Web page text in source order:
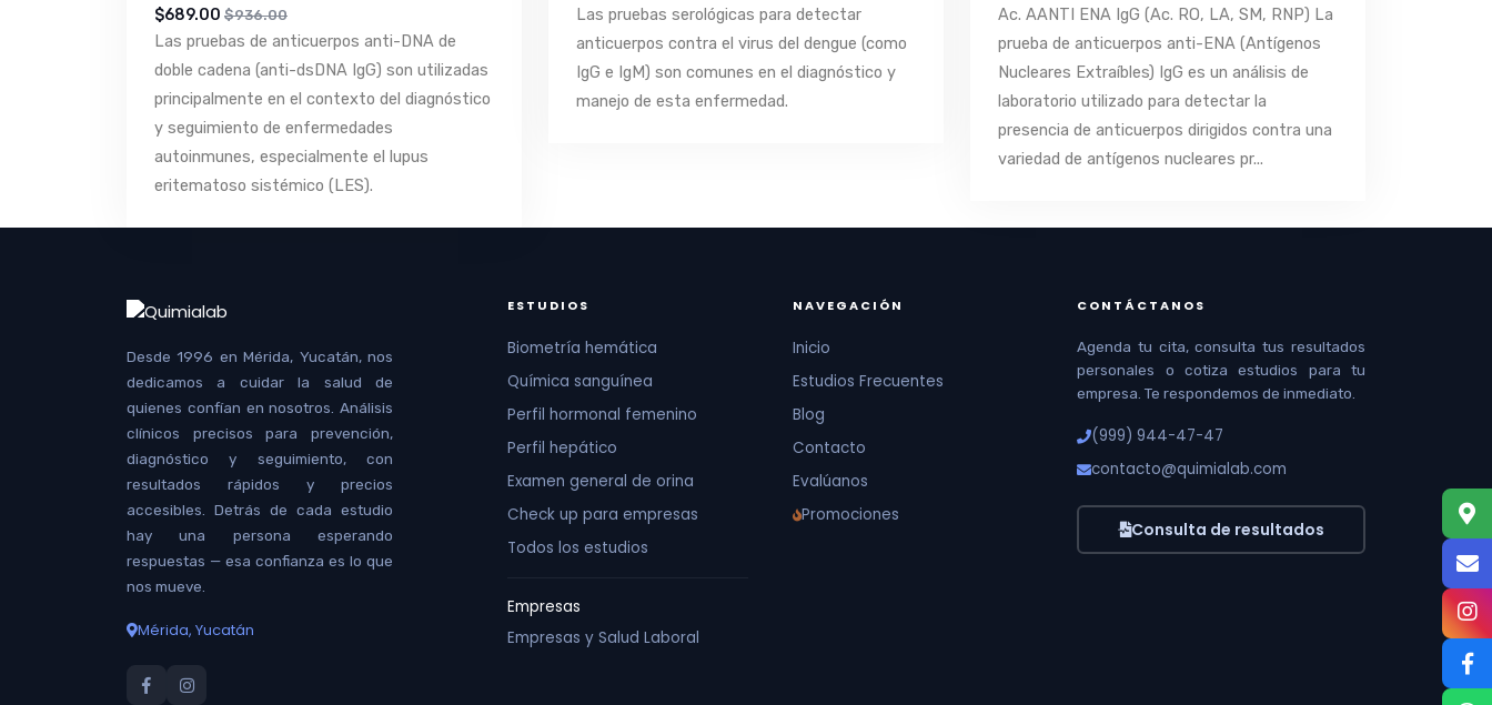
$689.00 $936.00
Las pruebas de anticuerpos anti-DNA de
doble cadena (anti-dsDNA IgG) son utilizadas
principalmente en el contexto del diagnóstico
y seguimiento de enfermedades
autoinmunes, especialmente el lupus
eritematoso sistémico (LES).
Las pruebas serológicas para detectar
anticuerpos contra el virus del dengue (como
IgG e IgM) son comunes en el diagnóstico y
manejo de esta enfermedad.
Ac. AANTI ENA IgG (Ac. RO, LA, SM, RNP) La
prueba de anticuerpos anti-ENA (Antígenos
Nucleares Extraíbles) IgG es un análisis de
laboratorio utilizado para detectar la
presencia de anticuerpos dirigidos contra una
variedad de antígenos nucleares pr...
Desde 1996 en Mérida, Yucatán, nos
dedicamos a cuidar la salud de
quienes confían en nosotros. Análisis
clínicos precisos para prevención,
diagnóstico y seguimiento, con
resultados rápidos y precios
accesibles. Detrás de cada estudio
hay una persona esperando
respuestas — esa confianza es lo que
nos mueve.
Mérida, Yucatán
ESTUDIOS
Biometría hemática
Química sanguínea
Perfil hormonal femenino
Perfil hepático
Examen general de orina
Check up para empresas
Todos los estudios
Empresas
Empresas y Salud Laboral
NAVEGACIÓN
Inicio
Estudios Frecuentes
Blog
Contacto
Evalúanos
Promociones
CONTÁCTANOS
Agenda tu cita, consulta tus resultados
personales o cotiza estudios para tu
empresa. Te respondemos de inmediato.
(999) 944-47-47
contacto@quimialab.com
Consulta de resultados